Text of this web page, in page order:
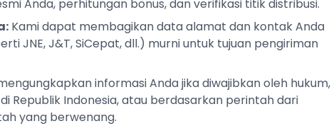
Anda, perhitungan bonus, dan verifikasi titik distribusi.
Kami dapat membagikan data alamat dan kontak Anda
JNE, J&T, SiCepat, dll.) murni untuk tujuan pengiriman
informasi Anda jika diwajibkan oleh hukum,
Republik Indonesia, atau berdasarkan perintah dari
yang berwenang.